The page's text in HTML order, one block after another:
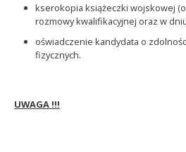
kserokopia książeczki wojskowej
rozmowy kwalifikacyjnej oraz w
oświadczenie kandydata o
fizycznych.
UWAGA !!!